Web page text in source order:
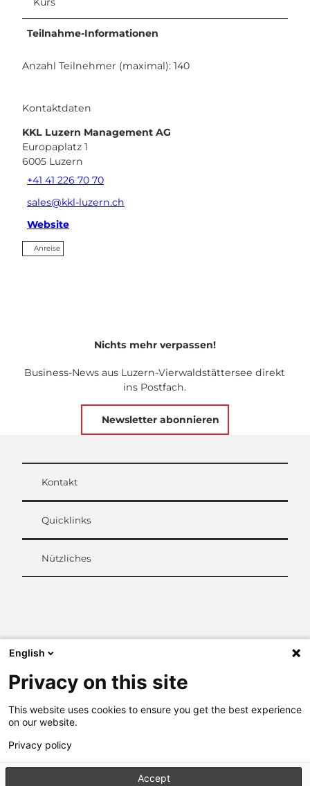
Teilnahme-Informationen
Anzahl Teilnehmer (maximal): 140
Kontaktdaten
KKL Luzern Management AG
Europaplatz 1
6005 Luzern
+41 41 226 70 70
sales@kkl-luzern.ch
Website
Anreise
Nichts mehr verpassen!
Business-News aus Luzern-Vierwaldstättersee direkt
ins Postfach.
Newsletter abonnieren
Kontakt
Quicklinks
Nützliches
d
I
English
Privacy on this site
This website uses cookies to ensure you get the best experience
on our website.
Privacy policy
Accept